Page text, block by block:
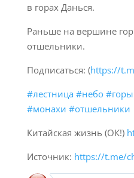
в горах Данься.
Раньше на вершине
отшельники.
Подписаться: (https://
#лестница #небо #горы
#монахи #отшельники
Китайская жизнь (ОК!)
Источник: https://t.me/